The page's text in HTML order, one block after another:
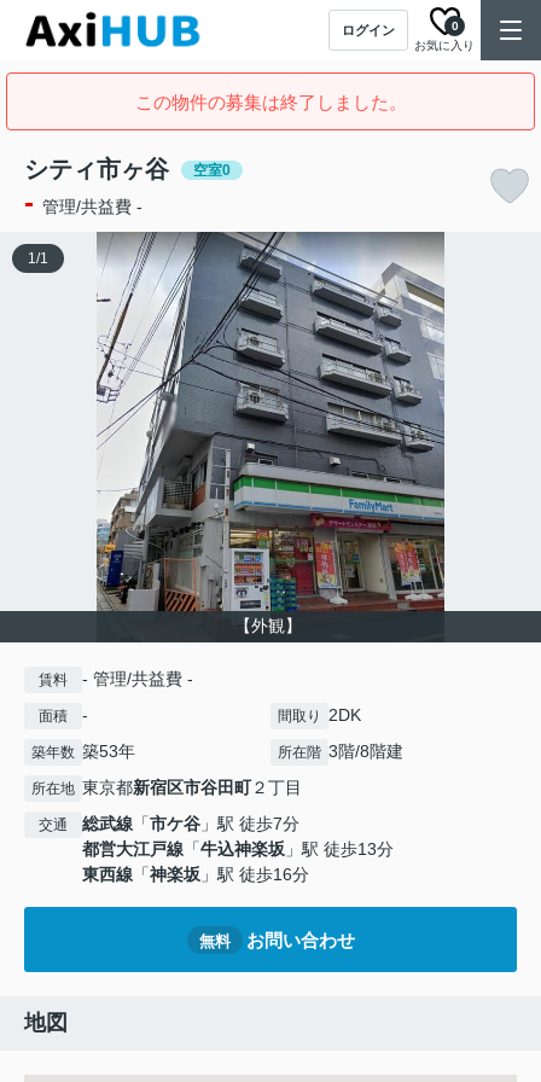
ログイン
お気に入り
0
この物件の募集は終了しました。
シティ市ヶ谷 空室0
- 管理/共益費 -
【外観】
1/1
賃料 - 管理/共益費 -
面積 - 間取り 2DK
築年数 築53年 所在階 3階/8階建
所在地 東京都新宿区市谷田町２丁目
交通 総武線 「市ケ谷 」駅 徒歩7分
都営大江戸線 「牛込神楽坂 」駅 徒歩13分
東西線 「神楽坂 」駅 徒歩16分
無料 お問い合わせ
地図